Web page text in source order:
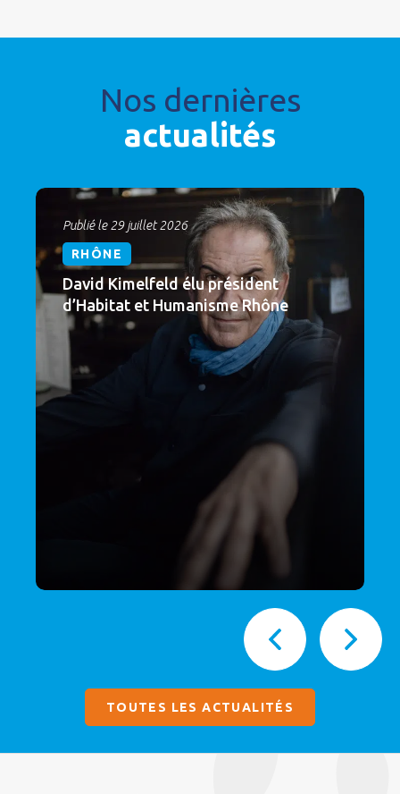
Nos dernières
actualités
Publié le 29 juillet 2026
RHÔNE
David Kimelfeld élu président
d’Habitat et Humanisme Rhône
TOUTES LES ACTUALITÉS